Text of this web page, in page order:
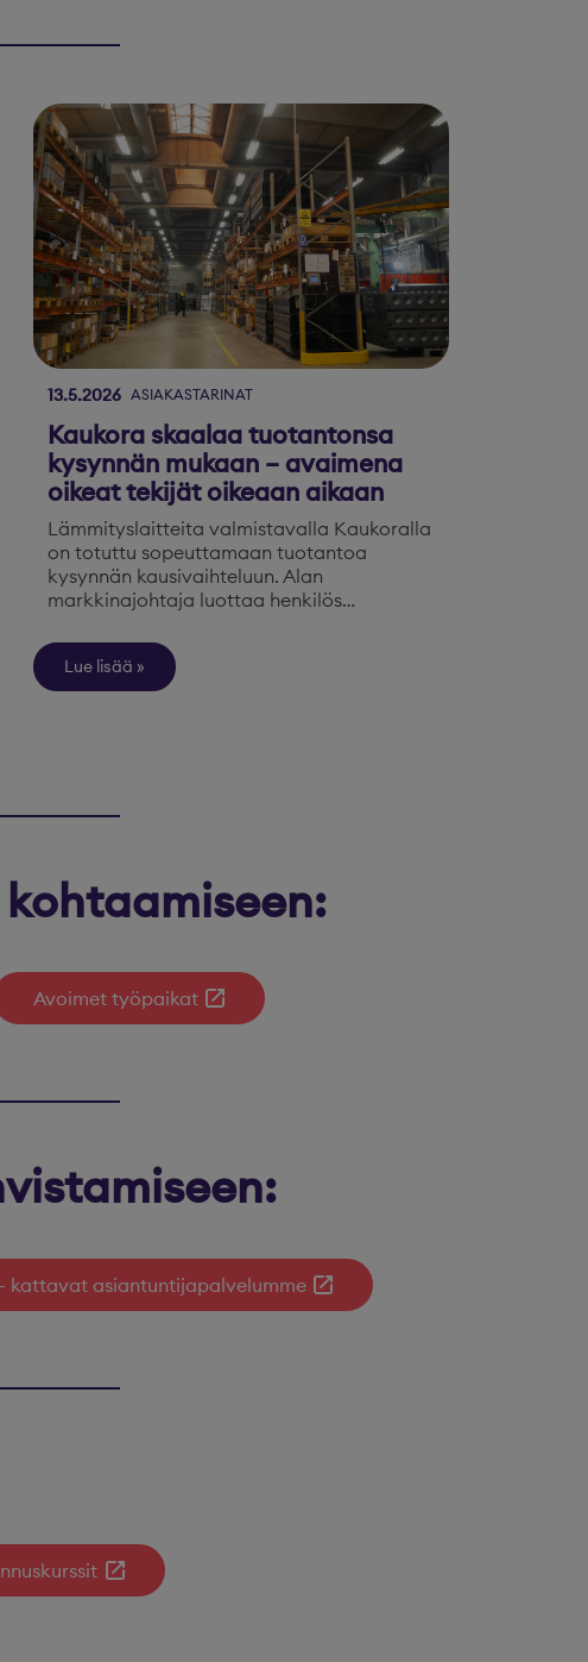
13.5.2026 ASIAKASTARINAT
Kaukora skaalaa tuotantonsa
kysynnän mukaan – avaimena
oikeat tekijät oikeaan aikaan
Lämmityslaitteita valmistavalla Kaukoralla
on totuttu sopeuttamaan tuotantoa
kysynnän kausivaihteluun. Alan
markkinajohtaja luottaa henkilös…
Lue lisää
Avoimet työpaikat
kattavat asiantuntijapalvelumme